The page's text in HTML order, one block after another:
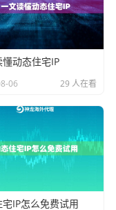
地址信誉极高，
理，非常适合需
牌保护监控、精
险。
哪个国家或城市
能提供广泛的全球
需要模拟特定地
动态住宅IP
06 29 人在看
IP怎么免费试用